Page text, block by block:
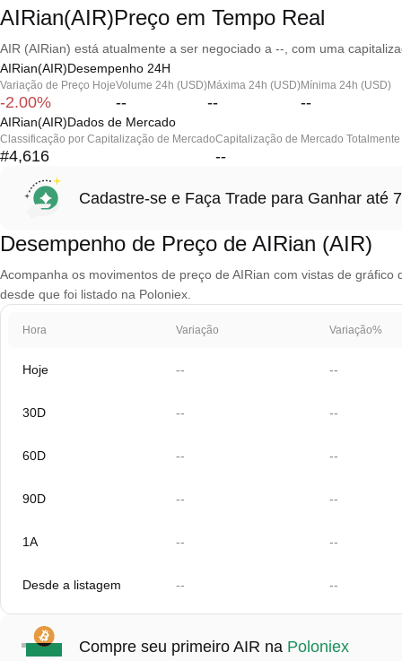
AIRian(AIR)Preço em Tempo Real
AIR (AIRian) está atualmente a ser negociado a --, com uma
AIRian(AIR)Desempenho 24H
Variação de Preço Hoje
-2.00%
Volume 24h (USD)
--
Máxima 24h (USD)
--
Mínima 24h (USD)
--
AIRian(AIR)Dados de Mercado
Classificação por Capitalização de Mercado
#4,616
Capitalização de Mercado
--
Cadastre-se e Faça Trade para Ganhar até
Desempenho de Preço de AIRian (AIR)
Acompanha os movimentos de preço de AIRian com vistas de
desde que foi listado na Poloniex.
Hora Variação Variação%
Hoje -- --
30D -- --
60D -- --
90D -- --
1A -- --
Desde a listagem -- --
Compre seu primeiro AIR na Poloniex